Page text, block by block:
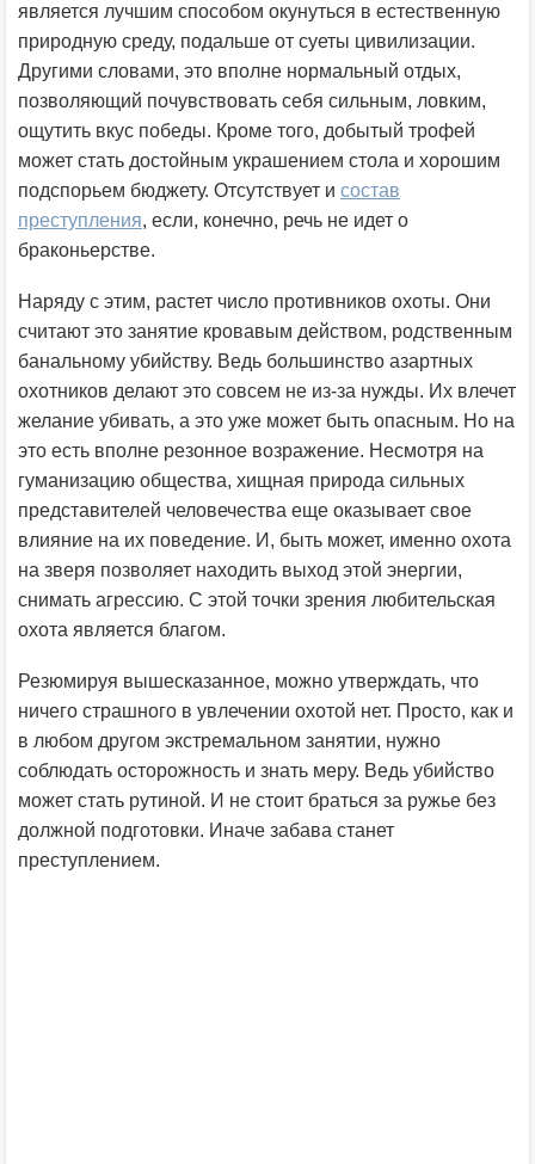
является лучшим способом окунуться в естественную
природную среду, подальше от суеты цивилизации.
Другими словами, это вполне нормальный отдых,
позволяющий почувствовать себя сильным, ловким,
ощутить вкус победы. Кроме того, добытый трофей
может стать достойным украшением стола и хорошим
подспорьем бюджету. Отсутствует и состав
преступления, если, конечно, речь не идет о
браконьерстве.
Наряду с этим, растет число противников охоты. Они
считают это занятие кровавым действом, родственным
банальному убийству. Ведь большинство азартных
охотников делают это совсем не из-за нужды. Их влечет
желание убивать, а это уже может быть опасным. Но на
это есть вполне резонное возражение. Несмотря на
гуманизацию общества, хищная природа сильных
представителей человечества еще оказывает свое
влияние на их поведение. И, быть может, именно охота
на зверя позволяет находить выход этой энергии,
снимать агрессию. С этой точки зрения любительская
охота является благом.
Резюмируя вышесказанное, можно утверждать, что
ничего страшного в увлечении охотой нет. Просто, как и
в любом другом экстремальном занятии, нужно
соблюдать осторожность и знать меру. Ведь убийство
может стать рутиной. И не стоит браться за ружье без
должной подготовки. Иначе забава станет
преступлением.